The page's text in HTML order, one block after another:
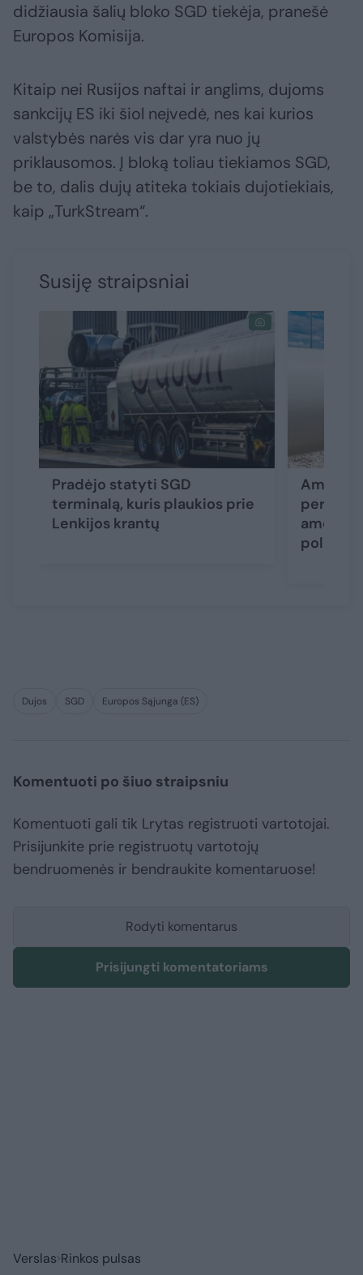
didžiausia šalių bloko SGD tiekėja, pranešė
Europos Komisija.
Kitaip nei Rusijos naftai ir anglims, dujoms
sankcijų ES iki šiol neįvedė, nes kai kurios
valstybės narės vis dar yra nuo jų
priklausomos. Į bloką toliau tiekiamos SGD,
be to, dalis dujų atiteka tokiais dujotiekiais,
kaip „TurkStream“.
Susiję straipsniai
Pradėjo statyti SGD
terminalą, kuris plaukios prie
Lenkijos krantų
per
politinį
Dujos SGD Europos Sąjunga (ES)
Komentuoti po šiuo straipsniu
Komentuoti gali tik Lrytas registruoti vartotojai.
Prisijunkite prie registruotų vartotojų
bendruomenės ir bendraukite komentaruose!
Rodyti komentarus
Prisijungti komentatoriams
Verslas Rinkos pulsas